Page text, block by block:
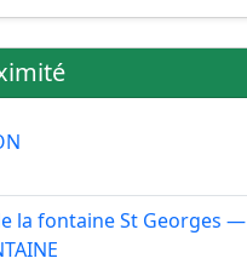
la fontaine St Georges —